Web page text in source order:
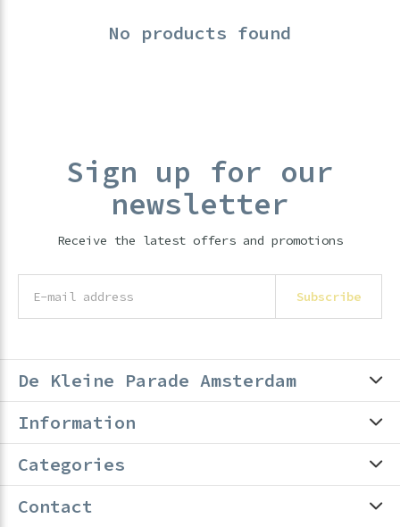
No products found
Sign up for our
newsletter
Receive the latest offers and promotions
Subscribe
De Kleine Parade Amsterdam
Information
Categories
Contact